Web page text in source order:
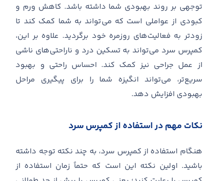
توجهی بر روند بهبودی شما داشته باشد. کاهش ورم و
کبودی از عواملی است که میتواند به شما کمک کند تا
زودتر به فعالیتهای روزمره خود برگردید. علاوه بر این،
کمپرس سرد میتواند به تسکین درد و ناراحتیهای ناشی
از عمل جراحی نیز کمک کند. احساس راحتی و بهبود
سریعتر، میتواند انگیزه شما را برای پیگیری مراحل
بهبودی افزایش دهد.
نکات مهم در استفاده از کمپرس سرد
هنگام استفاده از کمپرس سرد، به چند نکته توجه داشته
باشید. اولین نکته این است که حتماً زمان استفاده از